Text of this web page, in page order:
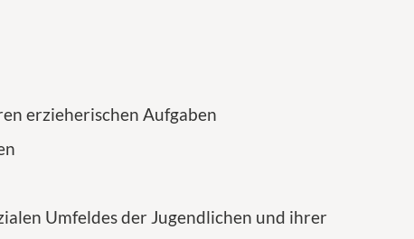
erzieherischen Aufgaben
Umfeldes der Jugendlichen und ihrer